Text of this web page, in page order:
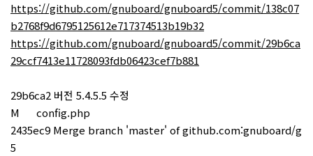
https://github.com/gnuboard/gnuboard5/commit/138c07
b2768f9d6795125612e717374513b19b32
https://github.com/gnuboard/gnuboard5/commit/29b6ca
29ccf7413e11728093fdb06423cef7b881
29b6ca2 버전 5.4.5.5 수정
M config.php
2435ec9 Merge branch 'master' of github.com:gnuboard/g
5